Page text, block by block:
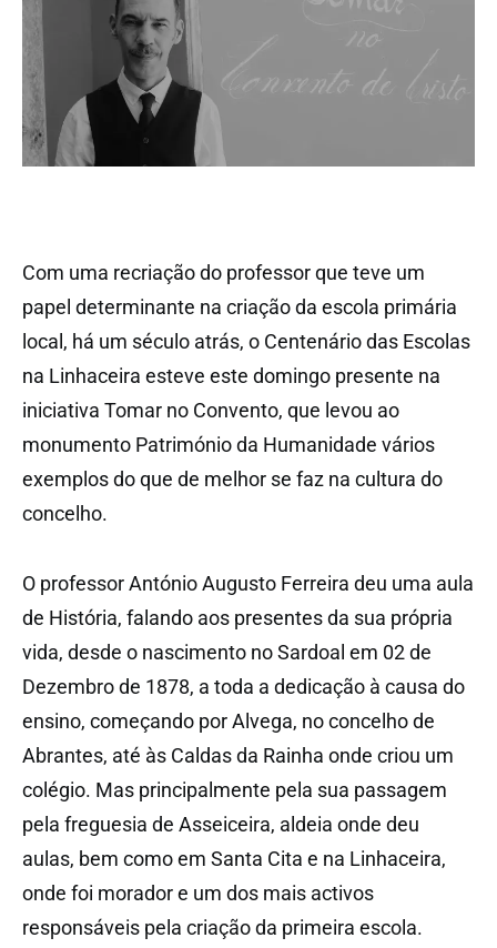
Com uma recriação do professor que teve um
papel determinante na criação da escola primária
local, há um século atrás, o Centenário das Escolas
na Linhaceira esteve este domingo presente na
iniciativa Tomar no Convento, que levou ao
monumento Património da Humanidade vários
exemplos do que de melhor se faz na cultura do
concelho.
O professor António Augusto Ferreira deu uma aula
de História, falando aos presentes da sua própria
vida, desde o nascimento no Sardoal em 02 de
Dezembro de 1878, a toda a dedicação à causa do
ensino, começando por Alvega, no concelho de
Abrantes, até às Caldas da Rainha onde criou um
colégio. Mas principalmente pela sua passagem
pela freguesia de Asseiceira, aldeia onde deu
aulas, bem como em Santa Cita e na Linhaceira,
onde foi morador e um dos mais activos
responsáveis pela criação da primeira escola.